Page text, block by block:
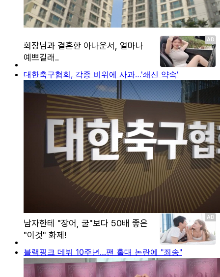
대한축구협회, 각종 비위에 사과…'쇄신 약속'
블랙핑크 데뷔 10주년…팬 홀대 논란에 "죄송"